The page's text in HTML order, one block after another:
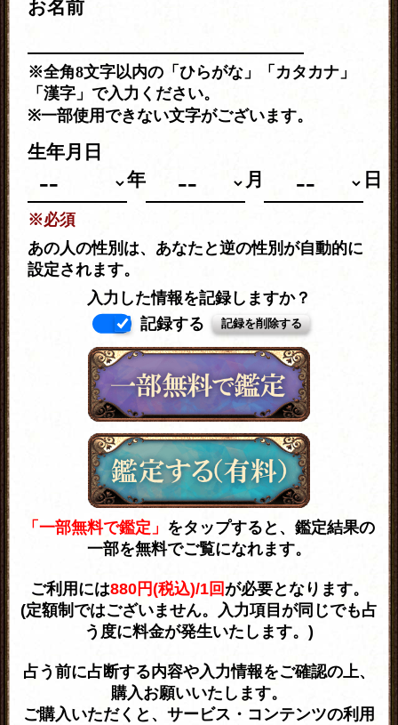
お名前
※全角8文字以内の「ひらがな」「カタカナ」
「漢字」で入力ください。
※一部使用できない文字がございます。
生年月日
年
月 日
※必須
あの人の性別は、あなたと逆の性別が自動的に
設定されます。
入力した情報を記録しますか？
記録する
「一部無料で鑑定」 をタップすると、鑑定結果の
一部を無料でご覧になれます。
ご利用には880円(税込)/1回 が必要となります。
(定額制ではございません。入力項目が同じでも占
う度に料金が発生いたします。)
占う前に占断する内容や入力情報をご確認の上、
購入お願いいたします。
ご購入いただくと、サービス・コンテンツの利用